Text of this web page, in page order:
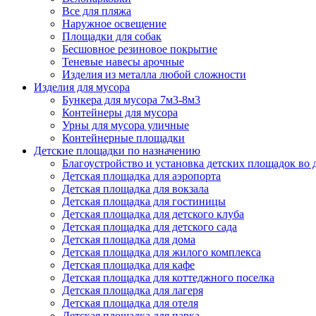
Все для пляжа
Наружное освещение
Площадки для собак
Бесшовное резиновое покрытие
Теневые навесы арочные
Изделия из металла любой сложности
Изделия для мусора
Бункера для мусора 7м3-8м3
Контейнеры для мусора
Урны для мусора уличные
Контейнерные площадки
Детские площадки по назначению
Благоустройство и установка детских площадок
Детская площадка для аэропорта
Детская площадка для вокзала
Детская площадка для гостиницы
Детская площадка для детского клуба
Детская площадка для детского сада
Детская площадка для дома
Детская площадка для жилого комплекса
Детская площадка для кафе
Детская площадка для коттеджного поселка
Детская площадка для лагеря
Детская площадка для отеля